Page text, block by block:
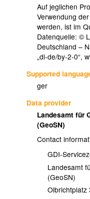
Auf jeglichen
Verwendung
werden, ist im
Datenquelle: ©
Deutschland –
„dl-de/by-2-0“,
Supported
ger
Data provider
Landesamt für
(GeoSN)
Contact
GDI-
Landesamt
(GeoSN)
Olbrichtplatz